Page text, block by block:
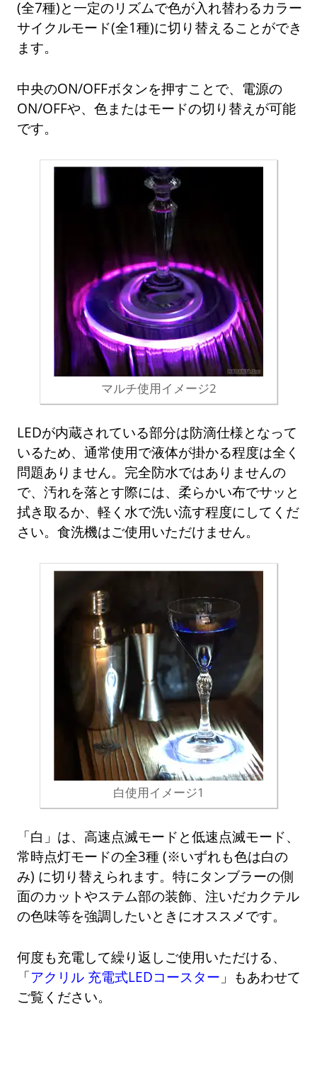
(全7種)と一定のリズムで色が入れ替わるカラー
サイクルモード(全1種)に切り替えることができ
ます。
中央のON/OFFボタンを押すことで、電源の
ON/OFFや、色またはモードの切り替えが可能
です。
マルチ使用イメージ2
LEDが内蔵されている部分は防滴仕様となって
いるため、通常使用で液体が掛かる程度は全く
問題ありません。完全防水ではありませんの
で、汚れを落とす際には、柔らかい布でサッと
拭き取るか、軽く水で洗い流す程度にしてくだ
さい。食洗機はご使用いただけません。
白使用イメージ1
「白」は、高速点滅モードと低速点滅モード、
常時点灯モードの全3種 (※いずれも色は白の
み) に切り替えられます。特にタンブラーの側
面のカットやステム部の装飾、注いだカクテル
の色味等を強調したいときにオススメです。
何度も充電して繰り返しご使用いただける、
「アクリル 充電式LEDコースター 」もあわせて
ご覧ください。